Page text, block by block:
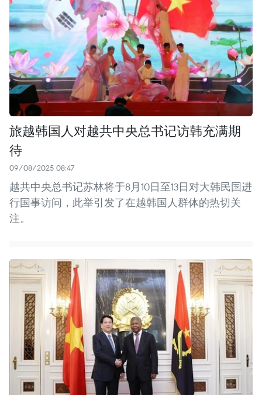
旅越韩国人对越共中央总书记访韩充满期
待
09/08/2025 08:47
越共中央总书记苏林将于8月10日至13日对大韩民国进
行国事访问，此举引发了在越韩国人群体的热切关
注。